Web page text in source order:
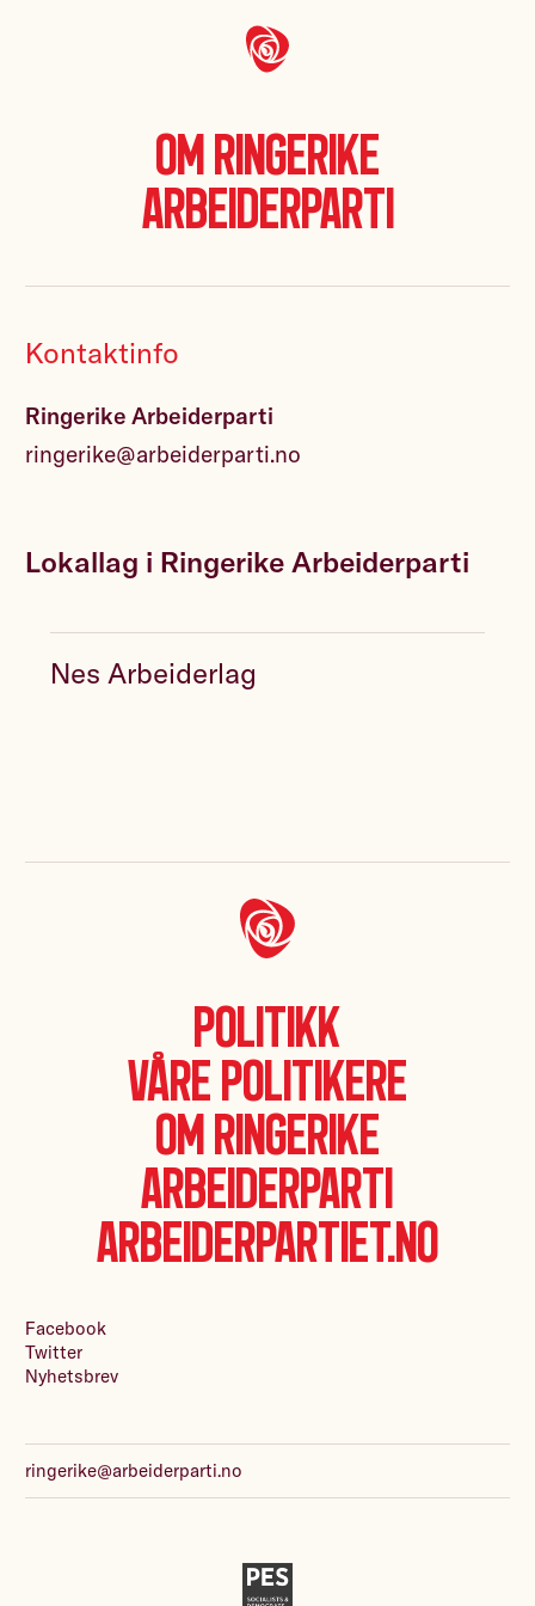
Om Ringerike
Arbeiderparti
Kontaktinfo
Ringerike Arbeiderparti
ringerike@arbeiderparti.no
Lokallag i Ringerike Arbeiderparti
Nes Arbeiderlag
Politikk
Våre politikere
Om Ringerike
Arbeiderparti
Arbeiderpartiet.no
ringerike@arbeiderparti.no
Facebook
Twitter
Nyhetsbrev